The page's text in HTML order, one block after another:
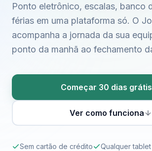
Ponto eletrônico, escalas, banco
férias em uma plataforma só. O
acompanha a jornada da sua
ponto da manhã ao fechamento
Começar 30 dias grátis
Ver como funciona
Sem cartão de crédito Qualquer